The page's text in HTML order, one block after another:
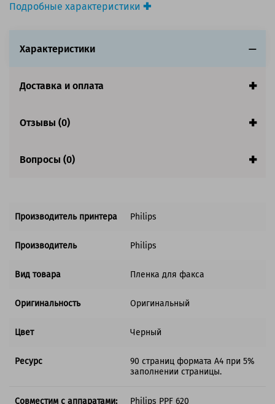
Подробные характеристики
Вид товара:Пленка для факса
Ресурс:90 страниц формата А4 при 5%
Совместим с аппаратами
Характеристики
Доставка и оплата
Отзывы (0)
Вопросы (0)
Производитель принтера Philips
Производитель Philips
Вид товара Пленка для факса
Оригинальность Оригинальный
Цвет Черный
Ресурс
90 страниц формата А4 при 5%
заполнении страницы.
Совместим с аппаратами: Philips PPF 620